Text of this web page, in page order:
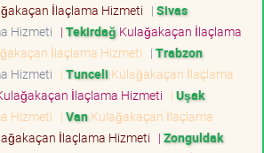
İlaçlama Hizmeti | Sivas
Hizmeti | Tekirdağ Kulağakaçan İlaçlama
İlaçlama Hizmeti | Trabzon
Hizmeti | Tunceli Kulağakaçan İlaçlama
İlaçlama Hizmeti | Uşak
Hizmeti | VanKulağakaçan İlaçlama
İlaçlama Hizmeti | Zonguldak